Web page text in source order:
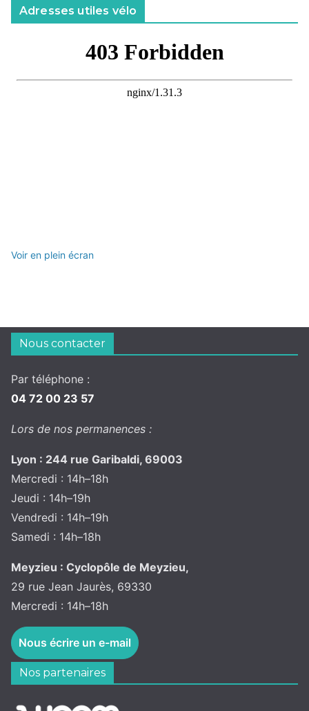
Adresses utiles vélo
Voir en plein écran
Nous contacter
Par téléphone :
04 72 00 23 57
Lors de nos permanences :
Lyon : 244 rue Garibaldi, 69003
Mercredi : 14h–18h
Jeudi : 14h–19h
Vendredi : 14h–19h
Samedi : 14h–18h
Meyzieu : Cyclopôle de Meyzieu,
29 rue Jean Jaurès, 69330
Mercredi : 14h–18h
Nous écrire un e-mail
Nos partenaires